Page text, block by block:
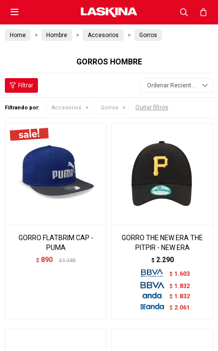

Home Hombre Accesorios Gorros
GORROS HOMBRE
Recientes
Filtrando por: Accesorios Gorros Quitar filtros
GORRO FLATBRIM CAP -
PUMA
$ 890 $ 1.190
GORRO THE NEW ERA THE
PITPIR - NEW ERA
$ 2.290
$ 1.603
$ 1.832
$ 1.832
$ 2.061